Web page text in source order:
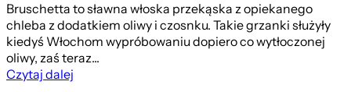
Bruschetta to sławna włoska przekąska z opiekanego
chleba z dodatkiem oliwy i czosnku. Takie grzanki służyły
kiedyś Włochom wypróbowaniu dopiero co wytłoczonej
oliwy, zaś teraz...
Czytaj dalej